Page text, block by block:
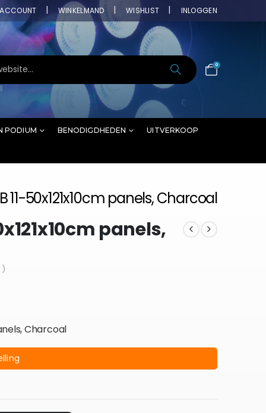
ACCOUNT WINKELMAND WISHLIST INLOGGEN
0
PODIUM BENODIGDHEDEN UITVERKOOP
11-50x121x10cm panels, Charcoal
panels,
)
Charcoal